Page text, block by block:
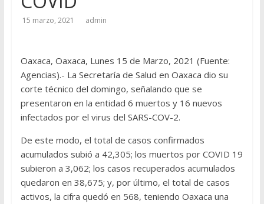
15 marzo, 2021 admin
Oaxaca, Oaxaca, Lunes 15 de Marzo, 2021 (Fuente:
Agencias).- La Secretaría de Salud en Oaxaca dio su
corte técnico del domingo, señalando que se
presentaron en la entidad 6 muertos y 16 nuevos
infectados por el virus del SARS-COV-2.
De este modo, el total de casos confirmados
acumulados subió a 42,305; los muertos por COVID 19
subieron a 3,062; los casos recuperados acumulados
quedaron en 38,675; y, por último, el total de casos
activos, la cifra quedó en 568, teniendo Oaxaca una